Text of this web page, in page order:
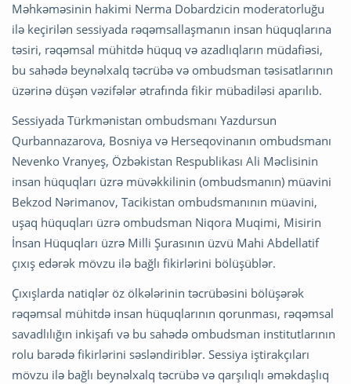
Məhkəməsinin hakimi Nerma Dobardzicin moderatorluğu
ilə keçirilən sessiyada rəqəmsallaşmanın insan hüquqlarına
təsiri, rəqəmsal mühitdə hüquq və azadlıqların müdafiəsi,
bu sahədə beynəlxalq təcrübə və ombudsman təsisatlarının
üzərinə düşən vəzifələr ətrafında fikir mübadiləsi aparılıb.
Sessiyada Türkmənistan ombudsmanı Yazdursun
Qurbannazarova, Bosniya və Herseqovinanın ombudsmanı
Nevenko Vranyeş, Özbəkistan Respublikası Ali Məclisinin
insan hüquqları üzrə müvəkkilinin (ombudsmanın) müavini
Bekzod Nərimanov, Tacikistan ombudsmanının müavini,
uşaq hüquqları üzrə ombudsman Niqora Muqimi, Misirin
İnsan Hüquqları üzrə Milli Şurasının üzvü Mahi Abdellatif
çıxış edərək mövzu ilə bağlı fikirlərini bölüşüblər.
Çıxışlarda natiqlər öz ölkələrinin təcrübəsini bölüşərək
rəqəmsal mühitdə insan hüquqlarının qorunması, rəqəmsal
savadlılığın inkişafı və bu sahədə ombudsman institutlarının
rolu barədə fikirlərini səsləndiriblər. Sessiya iştirakçıları
mövzu ilə bağlı beynəlxalq təcrübə və qarşılıqlı əməkdaşlıq